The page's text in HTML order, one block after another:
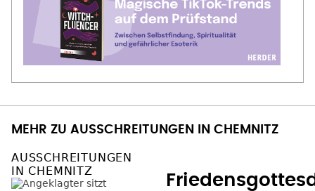
MEHR ZU AUSSCHREITUNGEN IN CHEMNITZ
AUSSCHREITUNGEN
IN CHEMNITZ